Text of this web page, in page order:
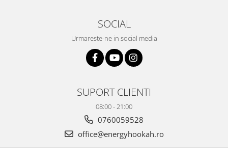
SOCIAL
Urmareste-ne in social media
SUPORT CLIENTI
08:00 - 21:00
0760059528
office@energyhookah.ro